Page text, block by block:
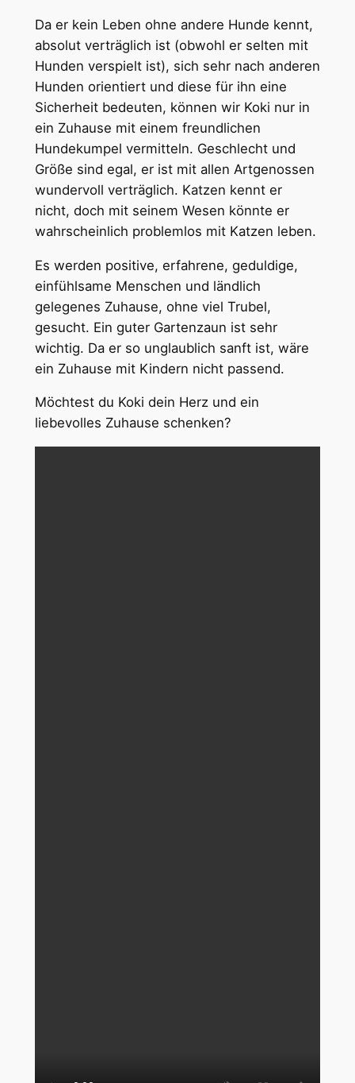
Da er kein Leben ohne andere Hunde kennt,
absolut verträglich ist (obwohl er selten mit
Hunden verspielt ist), sich sehr nach anderen
Hunden orientiert und diese für ihn eine
Sicherheit bedeuten, können wir Koki nur in
ein Zuhause mit einem freundlichen
Hundekumpel vermitteln. Geschlecht und
Größe sind egal, er ist mit allen Artgenossen
wundervoll verträglich. Katzen kennt er
nicht, doch mit seinem Wesen könnte er
wahrscheinlich problemlos mit Katzen leben.
Es werden positive, erfahrene, geduldige,
einfühlsame Menschen und ländlich
gelegenes Zuhause, ohne viel Trubel,
gesucht. Ein guter Gartenzaun ist sehr
wichtig. Da er so unglaublich sanft ist, wäre
ein Zuhause mit Kindern nicht passend.
Möchtest du Koki dein Herz und ein
liebevolles Zuhause schenken?